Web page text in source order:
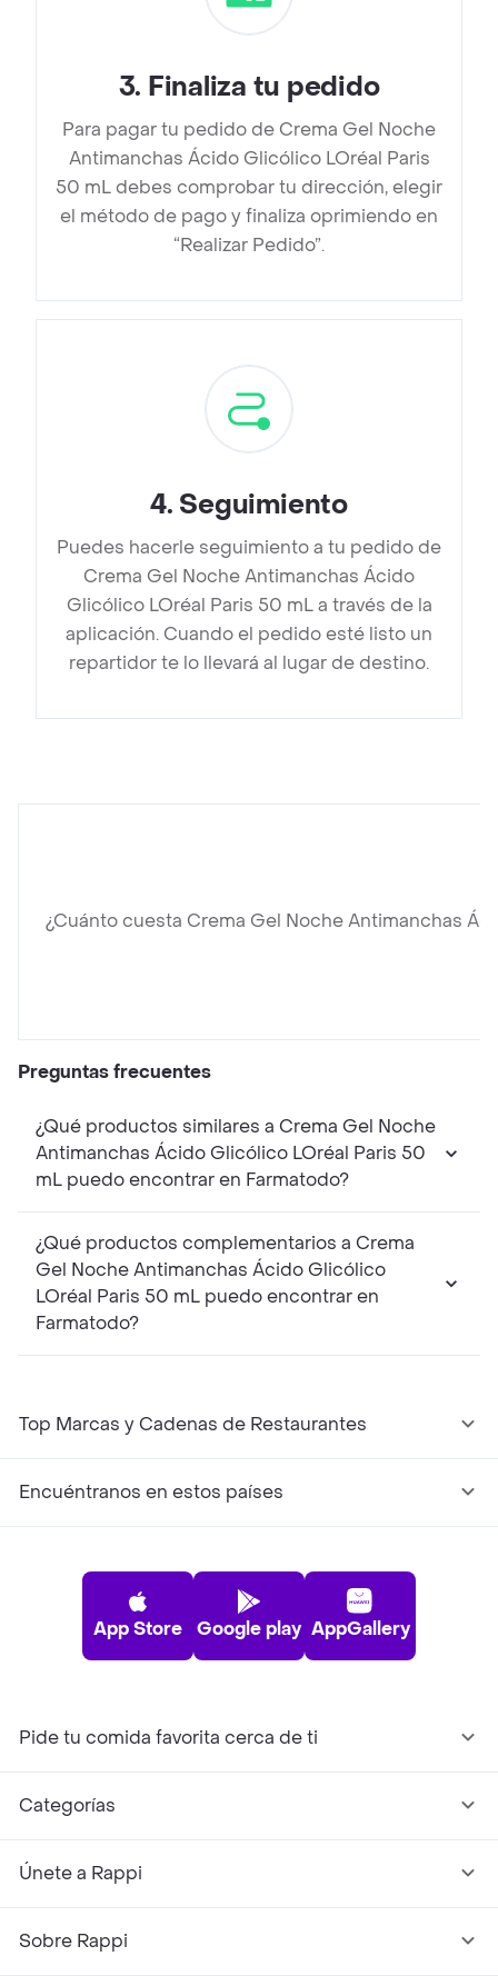
3. Finaliza tu pedido
Para pagar tu pedido de Crema Gel Noche
Antimanchas Ácido Glicólico LOréal Paris
50 mL debes comprobar tu dirección, elegir
el método de pago y finaliza oprimiendo en
“Realizar Pedido”.
4. Seguimiento
Puedes hacerle seguimiento a tu pedido de
Crema Gel Noche Antimanchas Ácido
Glicólico LOréal Paris 50 mL a través de la
aplicación. Cuando el pedido esté listo un
repartidor te lo llevará al lugar de destino.
¿Cuánto cuesta Crema Gel Noche Antimanchas
Preguntas frecuentes
¿Qué productos similares a Crema Gel Noche
Antimanchas Ácido Glicólico LOréal Paris 50
mL puedo encontrar en Farmatodo?
¿Qué productos complementarios a Crema
Gel Noche Antimanchas Ácido Glicólico
LOréal Paris 50 mL puedo encontrar en
Farmatodo?
Top Marcas y Cadenas de Restaurantes
Encuéntranos en estos países
App Store Google play AppGallery
Pide tu comida favorita cerca de ti
Categorías
Únete a Rappi
Sobre Rappi